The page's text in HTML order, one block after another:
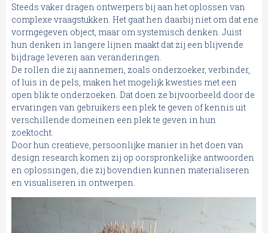
Steeds vaker dragen ontwerpers bij aan het oplossen van
complexe vraagstukken. Het gaat hen daarbij niet om dat ene
vormgegeven object, maar om systemisch denken. Juist
hun denken in langere lijnen maakt dat zij een blijvende
bijdrage leveren aan veranderingen.
De rollen die zij aannemen, zoals onderzoeker, verbinder,
of luis in de pels, maken het mogelijk kwesties met een
open blik te onderzoeken. Dat doen ze bijvoorbeeld door de
ervaringen van gebruikers een plek te geven of kennis uit
verschillende domeinen een plek te geven in hun
zoektocht.
Door hun creatieve, persoonlijke manier in het doen van
design research komen zij op oorspronkelijke antwoorden
en oplossingen, die zij bovendien kunnen materialiseren
en visualiseren in ontwerpen.